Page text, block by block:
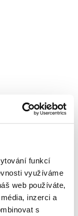
funkcí
využíváme
web používáte,
inzerci a
s